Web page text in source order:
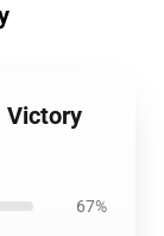
Victory
67%